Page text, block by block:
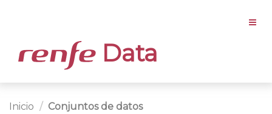
Data
Inicio Conjuntos de datos